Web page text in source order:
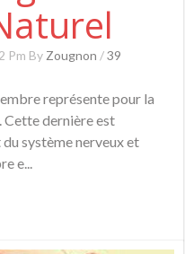
Pm By Zougnon /39
représente pour la
Cette dernière est
système nerveux et
e...